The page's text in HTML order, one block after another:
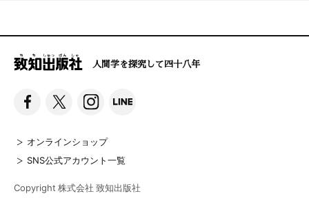
人間学を探究して四十八年
オンラインショップ
SNS公式アカウント一覧
Copyright 株式会社 致知出版社